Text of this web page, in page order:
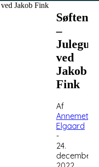
ved Jakob Fink
Søften
–
ved
Jakob
Fink
Af
Annemette
Elgaard
-
24.
december